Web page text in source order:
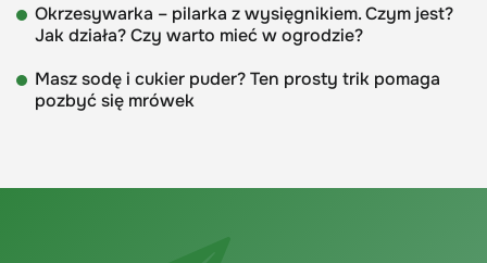
Okrzesywarka – pilarka z wysięgnikiem. Czym jest?
Jak działa? Czy warto mieć w ogrodzie?
Masz sodę i cukier puder? Ten prosty trik pomaga
pozbyć się mrówek